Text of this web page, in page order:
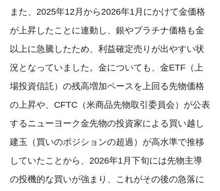
また、2025年12月から2026年1月にかけて金価格
が上昇したことに連動し、銀やプラチナ価格も金
以上に急騰したため、利益確定売りが出やすい状
況となっていました。金についても、金ETF（上
場投資信託）の残高増加ペースを上回る先物価格
の上昇や、CFTC（米商品先物取引委員会）が公表
するニューヨーク金先物の投資家による買い越し
建玉（買いのポジションの超過）が高水準で推移
していたことから、2026年1月下旬には先物主導
の投機的な買いが強まり、これがその後の急落に